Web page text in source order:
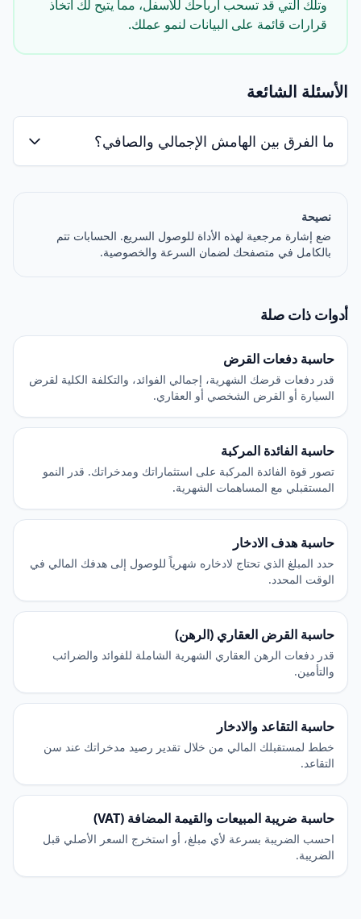
وتلك التي قد تسحب أرباحك للأسفل، مما يتيح لك اتخاذ
قرارات قائمة على البيانات لنمو عملك.
الأسئلة الشائعة
ما الفرق بين الهامش الإجمالي والصافي؟
نصيحة
ضع إشارة مرجعية لهذه الأداة للوصول السريع. الحسابات تتم
بالكامل في متصفحك لضمان السرعة والخصوصية.
أدوات ذات صلة
حاسبة دفعات القرض
قدر دفعات قرضك الشهرية، إجمالي الفوائد، والتكلفة الكلية لقرض
السيارة أو القرض الشخصي أو العقاري.
حاسبة الفائدة المركبة
تصور قوة الفائدة المركبة على استثماراتك ومدخراتك. قدر النمو
المستقبلي مع المساهمات الشهرية.
حاسبة هدف الادخار
حدد المبلغ الذي تحتاج لادخاره شهرياً للوصول إلى هدفك المالي في
الوقت المحدد.
حاسبة القرض العقاري (الرهن)
قدر دفعات الرهن العقاري الشهرية الشاملة للفوائد والضرائب
والتأمين.
حاسبة التقاعد والادخار
خطط لمستقبلك المالي من خلال تقدير رصيد مدخراتك عند سن
التقاعد.
حاسبة ضريبة المبيعات والقيمة المضافة (VAT)
احسب الضريبة بسرعة لأي مبلغ، أو استخرج السعر الأصلي قبل
الضريبة.